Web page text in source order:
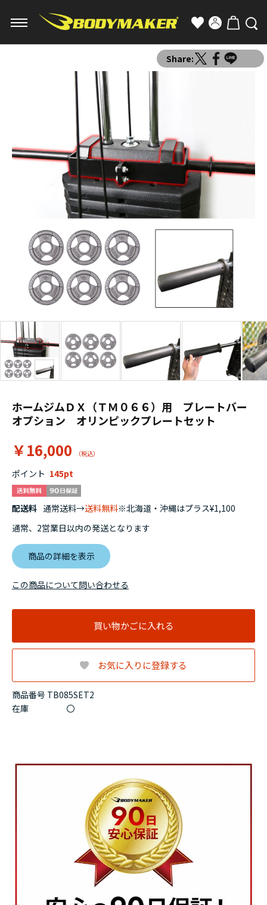
Share:
ホームジムＤＸ（ＴＭ０６６）用 プレートバー
オプション オリンピックプレートセット
￥16,000
商品番号 TB085SET2
ポイント 145
在庫 〇
配送料 通常送料→送料無料※北海道・沖縄はプラス¥1,100
通常、2営業日以内の発送となります
商品の詳細を表示
買い物かごに入れる
お気に入りに登録する
この商品について問い合わせる